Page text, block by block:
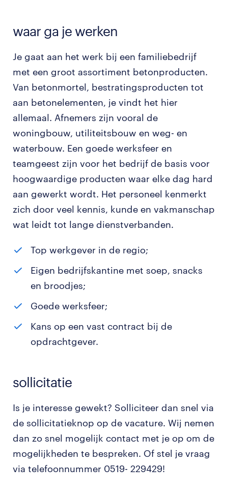
waar ga je werken
Je gaat aan het werk bij een familiebedrijf
met een groot assortiment betonproducten.
Van betonmortel, bestratingsproducten tot
aan betonelementen, je vindt het hier
allemaal. Afnemers zijn vooral de
woningbouw, utiliteitsbouw en weg- en
waterbouw. Een goede werksfeer en
teamgeest zijn voor het bedrijf de basis voor
hoogwaardige producten waar elke dag hard
aan gewerkt wordt. Het personeel kenmerkt
zich door veel kennis, kunde en vakmanschap
wat leidt tot lange dienstverbanden.
Top werkgever in de regio;
Eigen bedrijfskantine met soep, snacks
en broodjes;
Goede werksfeer;
Kans op een vast contract bij de
opdrachtgever.
sollicitatie
Is je interesse gewekt? Solliciteer dan snel via
de sollicitatieknop op de vacature. Wij nemen
dan zo snel mogelijk contact met je op om de
mogelijkheden te bespreken. Of stel je vraag
via telefoonnummer 0519- 229429!